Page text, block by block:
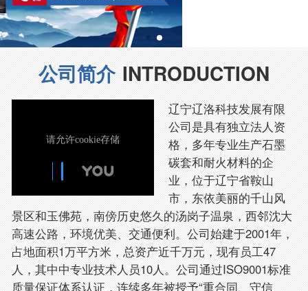
资质荣誉
新闻资讯
成功案例
联系我们
公司简介 INTRODUCTION
辽宁辽洛科技发展有限
公司是具有独立法人资
格，多年专业生产石墨
碳套和耐火材料的企
业，位于辽宁省鞍山
市，东依美丽的千山风
景区和玉佛苑，南傍历史悠久的汤岗子温泉，西邻沈大
高速公路，环境优美、交通便利。公司始建于2001年，
占地面积1万平方米，总资产近千万元，现有员工47
人，其中中专业技术人员10人。公司通过ISO9001标准
质量保证体系认证，连续多年被授予“重合同、守信